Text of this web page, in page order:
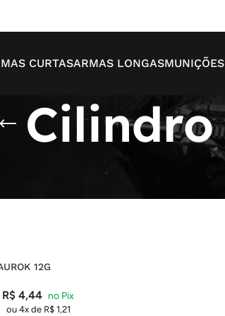
CURTASARMAS LONGASMUNIÇÕES
Cilindro
12G
R$4,44
ou 4x de R$1,21